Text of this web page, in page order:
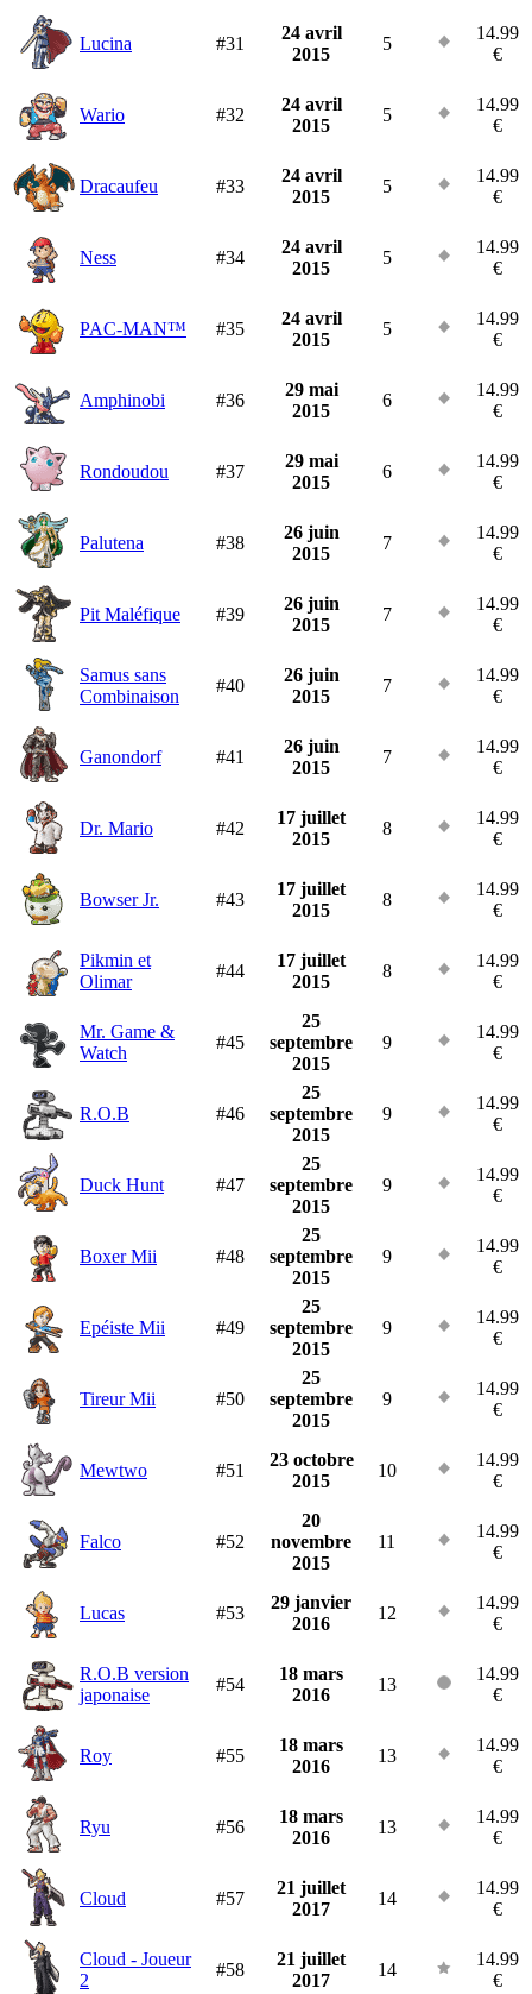
Lucina #31
24 avril
2015
5
14.99
€
Wario #32
24 avril
2015
5
14.99
€
Dracaufeu #33
24 avril
2015
5
14.99
€
Ness #34
24 avril
2015
5
14.99
€
PAC-MAN™ #35
24 avril
2015
5
14.99
€
Amphinobi #36
29 mai
2015
6
14.99
€
Rondoudou #37
29 mai
2015
6
14.99
€
Palutena #38
26 juin
2015
7
14.99
€
Pit Maléfique #39
26 juin
2015
7
14.99
€
Samus sans
Combinaison
#40
26 juin
2015
7
14.99
€
Ganondorf #41
26 juin
2015
7
14.99
€
Dr. Mario #42
17 juillet
2015
8
14.99
€
Bowser Jr. #43
17 juillet
2015
8
14.99
€
Pikmin et
Olimar
#44
17 juillet
2015
8
14.99
€
Mr. Game &
Watch
#45
25
septembre
2015
9
14.99
€
R.O.B #46
25
septembre
2015
9
14.99
€
Duck Hunt #47
25
septembre
2015
9
14.99
€
Boxer Mii #48
25
septembre
2015
9
14.99
€
Epéiste Mii #49
25
septembre
2015
9
14.99
€
Tireur Mii #50
25
septembre
2015
9
14.99
€
Mewtwo #51
23 octobre
2015
10
14.99
€
Falco #52
20
novembre
2015
11
14.99
€
Lucas #53
29 janvier
2016
12
14.99
€
R.O.B version
japonaise
#54
18 mars
2016
13
14.99
€
Roy #55
18 mars
2016
13
14.99
€
Ryu #56
18 mars
2016
13
14.99
€
Cloud #57
21 juillet
2017
14
14.99
€
Cloud - Joueur
2
#58
21 juillet
2017
14
14.99
€